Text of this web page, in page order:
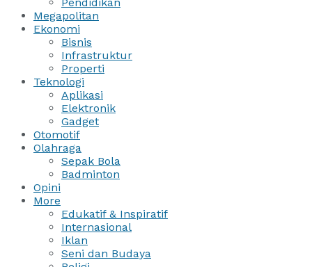
Megapolitan
Ekonomi
Bisnis
Infrastruktur
Properti
Teknologi
Aplikasi
Elektronik
Gadget
Otomotif
Olahraga
Sepak Bola
Badminton
Opini
More
Edukatif & Inspiratif
Internasional
Iklan
Seni dan Budaya